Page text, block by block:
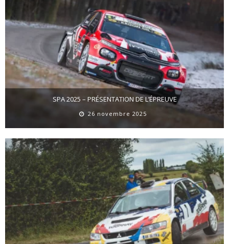
SPA 2025 – PRÉSENTATION DE L’ÉPREUVE
26 novembre 2025